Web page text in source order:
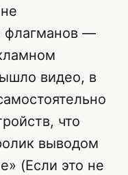
флагманов —
видео, в
что
выводом
(Если это не